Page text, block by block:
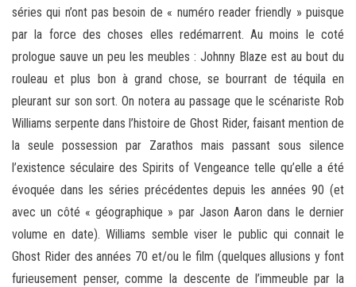
séries qui n’ont pas besoin de « numéro reader friendly » puisque
par la force des choses elles redémarrent. Au moins le coté
prologue sauve un peu les meubles : Johnny Blaze est au bout du
rouleau et plus bon à grand chose, se bourrant de téquila en
pleurant sur son sort. On notera au passage que le scénariste Rob
Williams serpente dans l’histoire de Ghost Rider, faisant mention de
la seule possession par Zarathos mais passant sous silence
l’existence séculaire des Spirits of Vengeance telle qu’elle a été
évoquée dans les séries précédentes depuis les années 90 (et
avec un côté « géographique » par Jason Aaron dans le dernier
volume en date). Williams semble viser le public qui connait le
Ghost Rider des années 70 et/ou le film (quelques allusions y font
furieusement penser, comme la descente de l’immeuble par la